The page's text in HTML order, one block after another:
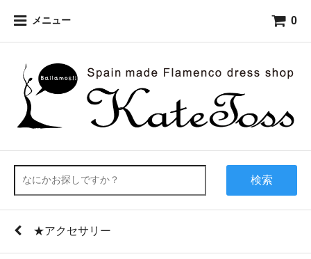
メニュー 0
検索
★アクセサリー